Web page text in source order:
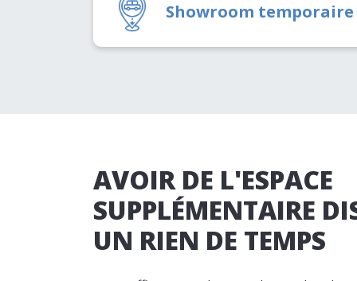
Showroom temporaire
AVOIR DE L'ESPACE
SUPPLÉMENTAIRE
UN RIEN DE TEMPS